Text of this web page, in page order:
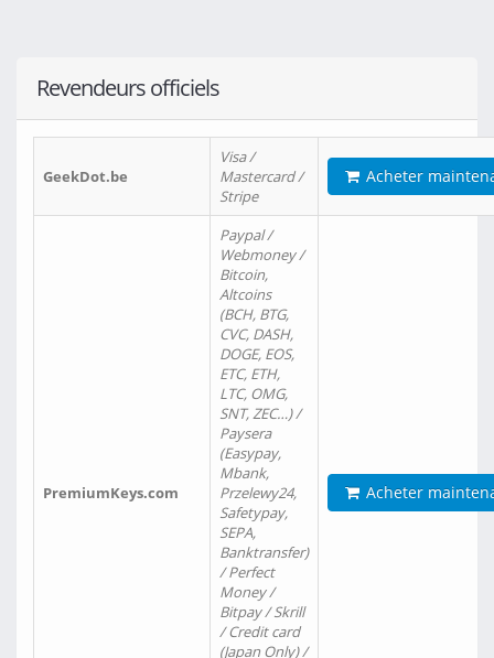
Revendeurs officiels
GeekDot.be
Visa /
Mastercard /
Stripe
Acheter
PremiumKeys.com
Paypal /
Webmoney /
Bitcoin,
Altcoins
(BCH, BTG,
CVC, DASH,
DOGE, EOS,
ETC, ETH,
LTC, OMG,
SNT, ZEC…) /
Paysera
(Easypay,
Mbank,
Przelewy24,
Safetypay,
SEPA,
Banktransfer)
/ Perfect
Money /
Bitpay / Skrill
/ Credit card
(Japan Only) /
Acheter